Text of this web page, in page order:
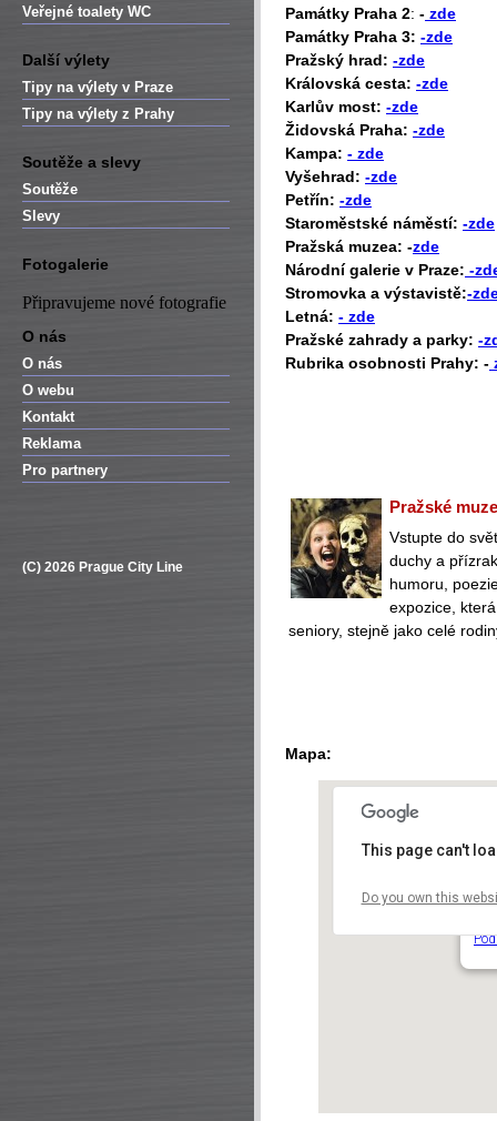
Veřejné toalety WC
Další výlety
Tipy na výlety v Praze
Tipy na výlety z Prahy
Soutěže a slevy
Soutěže
Slevy
Fotogalerie
Připravujeme nové fotografie
O nás
O nás
O webu
Kontakt
Reklama
Pro partnery
(C) 2026 Prague City Line
Památky Praha 2: - zde
Památky Praha 3: -zde
Pražský hrad: -zde
Královská cesta: -zde
Karlův most: -zde
Židovská Praha: -zde
Kampa: - zde
Vyšehrad: -zde
Petřín: -zde
Staroměstské náměstí: -zde
Pražská muzea: -zde
Národní galerie v Praze: -
Stromovka a výstavistě:-
Letná: - zde
Pražské zahrady a parky: -
Rubrika osobnosti Prahy: -
Pražské
Vstupte do
duchy a
humoru,
expozice,
seniory, stejně jako celé
Mapa:
This page can't
Do you own this